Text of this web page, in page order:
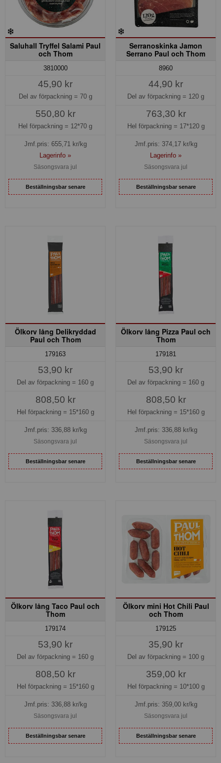
Saluhall Tryffel Salami Paul
och Thom
3810000
45,90 kr
Del av förpackning = 70 g
550,80 kr
Hel förpackning = 12*70 g
Jmf.pris: 655,71kr/kg
Lagerinfo »
Säsongsvara jul
Beställningsbar senare
Serranoskinka Jamon
Serrano Paul och Thom
8960
44,90 kr
Del av förpackning = 120 g
763,30 kr
Hel förpackning = 17*120 g
Jmf.pris: 374,17kr/kg
Lagerinfo »
Säsongsvara jul
Beställningsbar senare
Ölkorv lång Delikryddad
Paul och Thom
179163
53,90 kr
Del av förpackning = 160 g
808,50 kr
Hel förpackning = 15*160 g
Jmf.pris: 336,88kr/kg
Säsongsvara jul
Beställningsbar senare
Ölkorv lång Pizza Paul och
Thom
179181
53,90 kr
Del av förpackning = 160 g
808,50 kr
Hel förpackning = 15*160 g
Jmf.pris: 336,88kr/kg
Säsongsvara jul
Beställningsbar senare
Ölkorv lång Taco Paul och
Thom
179174
53,90 kr
Del av förpackning = 160 g
808,50 kr
Hel förpackning = 15*160 g
Jmf.pris: 336,88kr/kg
Säsongsvara jul
Beställningsbar senare
Ölkorv mini Hot Chili Paul
och Thom
179125
35,90 kr
Del av förpackning = 100 g
359,00 kr
Hel förpackning = 10*100 g
Jmf.pris: 359,00kr/kg
Säsongsvara jul
Beställningsbar senare